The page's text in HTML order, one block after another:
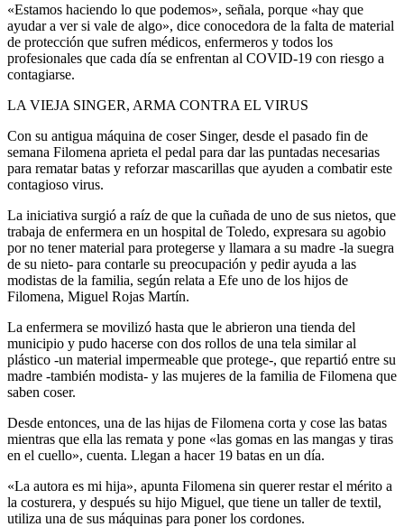
«Estamos haciendo lo que podemos», señala, porque «hay que
ayudar a ver si vale de algo», dice conocedora de la falta de material
de protección que sufren médicos, enfermeros y todos los
profesionales que cada día se enfrentan al COVID-19 con riesgo a
contagiarse.
LA VIEJA SINGER, ARMA CONTRA EL VIRUS
Con su antigua máquina de coser Singer, desde el pasado fin de
semana Filomena aprieta el pedal para dar las puntadas necesarias
para rematar batas y reforzar mascarillas que ayuden a combatir este
contagioso virus.
La iniciativa surgió a raíz de que la cuñada de uno de sus nietos, que
trabaja de enfermera en un hospital de Toledo, expresara su agobio
por no tener material para protegerse y llamara a su madre -la suegra
de su nieto- para contarle su preocupación y pedir ayuda a las
modistas de la familia, según relata a Efe uno de los hijos de
Filomena, Miguel Rojas Martín.
La enfermera se movilizó hasta que le abrieron una tienda del
municipio y pudo hacerse con dos rollos de una tela similar al
plástico -un material impermeable que protege-, que repartió entre su
madre -también modista- y las mujeres de la familia de Filomena que
saben coser.
Desde entonces, una de las hijas de Filomena corta y cose las batas
mientras que ella las remata y pone «las gomas en las mangas y tiras
en el cuello», cuenta. Llegan a hacer 19 batas en un día.
«La autora es mi hija», apunta Filomena sin querer restar el mérito a
la costurera, y después su hijo Miguel, que tiene un taller de textil,
utiliza una de sus máquinas para poner los cordones.